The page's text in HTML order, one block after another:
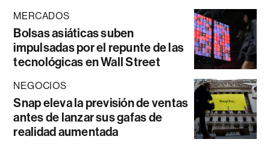
MERCADOS
Bolsas asiáticas suben
impulsadas por el repunte de las
tecnológicas en Wall Street
NEGOCIOS
Snap eleva la previsión de ventas
antes de lanzar sus gafas de
realidad aumentada